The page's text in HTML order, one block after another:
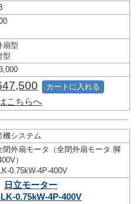
扇型
型
こちらへ
カートに入れる
機システム
閉外扇モータ（全閉外扇モータ 脚
）
0.75kW-4P-400V
日立モーター
0.75kW-4P-400V